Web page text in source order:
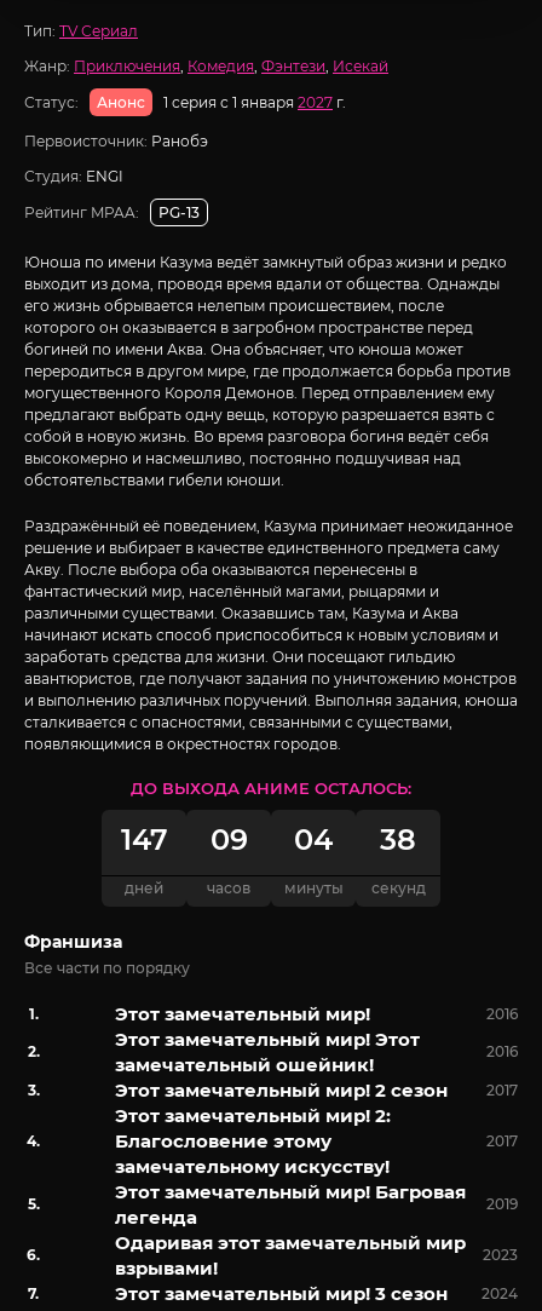
Тип: TV Сериал
Жанр: Приключения, Комедия, Фэнтези, Исекай
Статус:
Анонс 1 серия с 1 января 2027 г.
Первоисточник: Ранобэ
Студия: ENGI
Рейтинг MPAA:
PG-13
Юноша по имени Казума ведёт замкнутый образ жизни и редко
выходит из дома, проводя время вдали от общества. Однажды
его жизнь обрывается нелепым происшествием, после
которого он оказывается в загробном пространстве перед
богиней по имени Аква. Она объясняет, что юноша может
переродиться в другом мире, где продолжается борьба против
могущественного Короля Демонов. Перед отправлением ему
предлагают выбрать одну вещь, которую разрешается взять с
собой в новую жизнь. Во время разговора богиня ведёт себя
высокомерно и насмешливо, постоянно подшучивая над
обстоятельствами гибели юноши.
Раздражённый её поведением, Казума принимает неожиданное
решение и выбирает в качестве единственного предмета саму
Акву. После выбора оба оказываются перенесены в
фантастический мир, населённый магами, рыцарями и
различными существами. Оказавшись там, Казума и Аква
начинают искать способ приспособиться к новым условиям и
заработать средства для жизни. Они посещают гильдию
авантюристов, где получают задания по уничтожению монстров
и выполнению различных поручений. Выполняя задания, юноша
сталкивается с опасностями, связанными с существами,
появляющимися в окрестностях городов.
ДО ВЫХОДА АНИМЕ ОСТАЛОСЬ:
147
дней
09
часов
04
минуты
37
секунд
Франшиза
Все части по порядку
Этот замечательный мир! 2016
Этот замечательный мир! Этот
замечательный ошейник!
2016
Этот замечательный мир! 2 сезон 2017
Этот замечательный мир! 2:
Благословение этому
замечательному искусству!
2017
Этот замечательный мир! Багровая
легенда
2019
Одаривая этот замечательный мир
взрывами!
2023
Этот замечательный мир! 3 сезон 2024